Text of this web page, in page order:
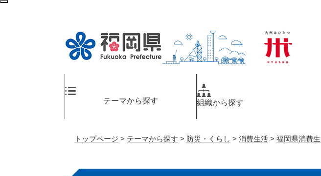
ペ
テーマから探す 組織から探す
トップページ > テーマから探す > 防災・くらし > 消費生活 > 福岡県消費